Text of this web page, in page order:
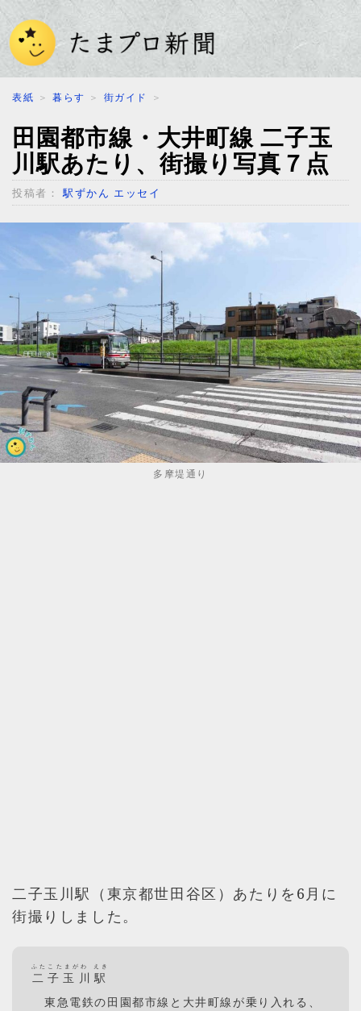
表紙 ＞ 暮らす ＞ 街ガイド ＞
田園都市線・大井町線 二子玉
川駅あたり、街撮り写真７点
投稿者： 駅ずかん エッセイ
多摩堤通り
二子玉川駅（東京都世田谷区）あたりを6月に
街撮りしました。
二子玉川駅
ふたこたまがわ えき
東急電鉄の田園都市線と大井町線が乗り入れる、